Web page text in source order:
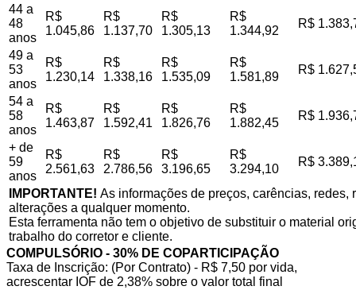
44 a
48
anos
R$
1.045,86
R$
1.137,70
R$
1.305,13
R$
1.344,92
R$
49 a
53
anos
R$
1.230,14
R$
1.338,16
R$
1.535,09
R$
1.581,89
R$
54 a
58
anos
R$
1.463,87
R$
1.592,41
R$
1.826,76
R$
1.882,45
R$
+ de
59
anos
R$
2.561,63
R$
2.786,56
R$
3.196,65
R$
3.294,10
R$
IMPORTANTE! As informações de preços, carências,
alterações a qualquer momento.
Esta ferramenta não tem o objetivo de substituir o material
trabalho do corretor e cliente.
COMPULSÓRIO - 30% DE COPARTICIPAÇÃO
Taxa de Inscrição: (Por Contrato) - R$ 7,50 por vida,
acrescentar IOF de 2,38% sobre o valor total final